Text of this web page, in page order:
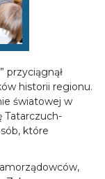
przyciągnął
historii regionu.
światowej w
Tatarczuch-
które